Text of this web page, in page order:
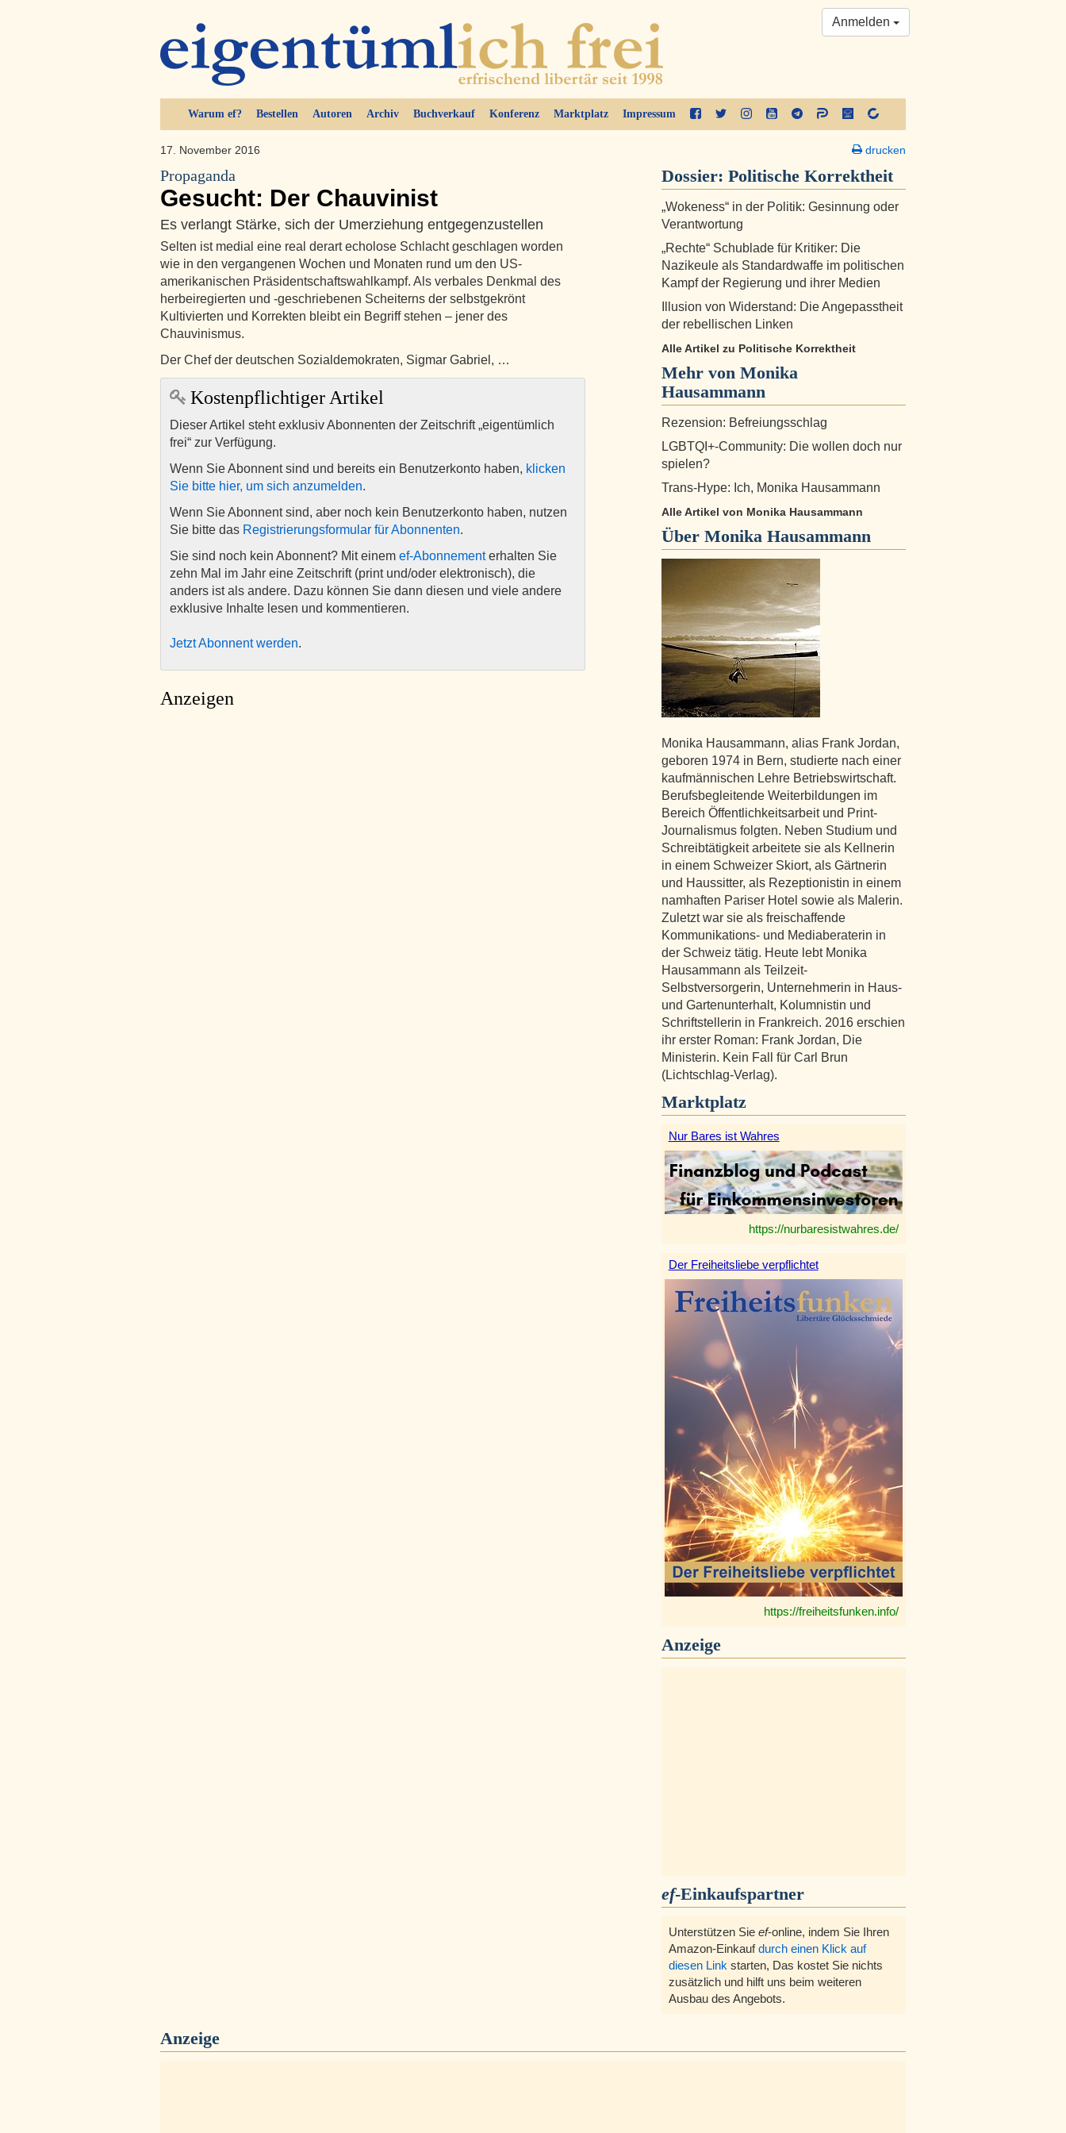
Warum ef? Bestellen Autoren Archiv Buchverkauf Konferenz Marktplatz Impressum
Anmelden
17. November 2016
Propaganda
Gesucht: Der Chauvinist
Es verlangt Stärke, sich der Umerziehung entgegenzustellen
Selten ist medial eine real derart echolose Schlacht geschlagen worden
wie in den vergangenen Wochen und Monaten rund um den US-
amerikanischen Präsidentschaftswahlkampf. Als verbales Denkmal des
herbeiregierten und -geschriebenen Scheiterns der selbstgekrönt
Kultivierten und Korrekten bleibt ein Begriff stehen – jener des
Chauvinismus.
Der Chef der deutschen Sozialdemokraten, Sigmar Gabriel, …
Kostenpflichtiger Artikel
Dieser Artikel steht exklusiv Abonnenten der Zeitschrift „eigentümlich
frei“ zur Verfügung.
Wenn Sie Abonnent sind und bereits ein Benutzerkonto haben, klicken
Sie bitte hier, um sich anzumelden.
Wenn Sie Abonnent sind, aber noch kein Benutzerkonto haben, nutzen
Sie bitte das Registrierungsformular für Abonnenten.
Sie sind noch kein Abonnent? Mit einem ef-Abonnementerhalten Sie
zehn Mal im Jahr eine Zeitschrift (print und/oder elektronisch), die
anders ist als andere. Dazu können Sie dann diesen und viele andere
exklusive Inhalte lesen und kommentieren.
Jetzt Abonnent werden.
Anzeigen
drucken
Dossier: Politische Korrektheit
„Wokeness“ in der Politik: Gesinnung oder
Verantwortung
„Rechte“ Schublade für Kritiker: Die
Nazikeule als Standardwaffe im politischen
Kampf der Regierung und ihrer Medien
Illusion von Widerstand: Die Angepasstheit
der rebellischen Linken
Alle Artikel zu Politische Korrektheit
Mehr von Monika
Hausammann
Rezension: Befreiungsschlag
LGBTQI+-Community: Die wollen doch nur
spielen?
Trans-Hype: Ich, Monika Hausammann
Alle Artikel von Monika Hausammann
Über Monika Hausammann
Monika Hausammann, alias Frank Jordan,
geboren 1974 in Bern, studierte nach einer
kaufmännischen Lehre Betriebswirtschaft.
Berufsbegleitende Weiterbildungen im
Bereich Öffentlichkeitsarbeit und Print-
Journalismus folgten. Neben Studium und
Schreibtätigkeit arbeitete sie als Kellnerin
in einem Schweizer Skiort, als Gärtnerin
und Haussitter, als Rezeptionistin in einem
namhaften Pariser Hotel sowie als Malerin.
Zuletzt war sie als freischaffende
Kommunikations- und Mediaberaterin in
der Schweiz tätig. Heute lebt Monika
Hausammann als Teilzeit-
Selbstversorgerin, Unternehmerin in Haus-
und Gartenunterhalt, Kolumnistin und
Schriftstellerin in Frankreich. 2016 erschien
ihr erster Roman: Frank Jordan, Die
Ministerin. Kein Fall für Carl Brun
(Lichtschlag-Verlag).
Marktplatz
Nur Bares ist Wahres
https://nurbaresistwahres.de/
Der Freiheitsliebe verpflichtet
https://freiheitsfunken.info/
Anzeige
ef-Einkaufspartner
Unterstützen Sie ef-online, indem Sie Ihren
Amazon-Einkaufdurch einen Klick auf
diesen Link starten, Das kostet Sie nichts
zusätzlich und hilft uns beim weiteren
Ausbau des Angebots.
Anzeige